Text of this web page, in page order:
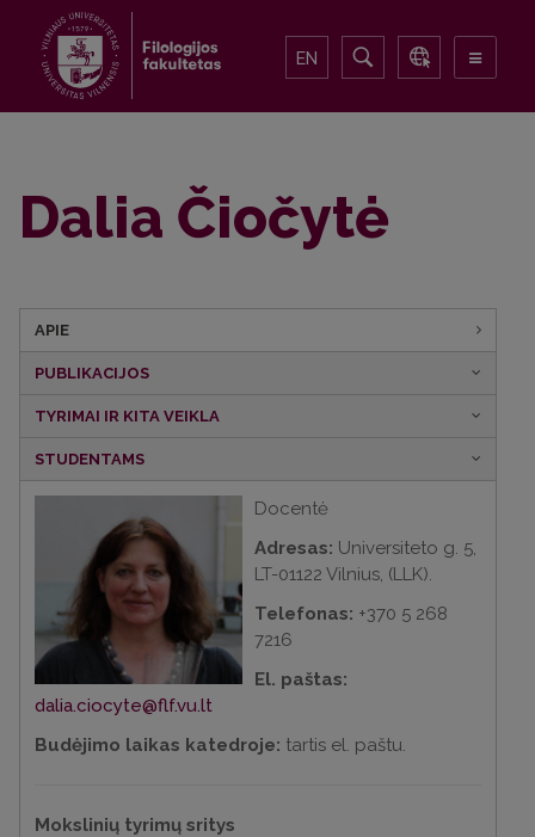
EN
Dalia Čiočytė
APIE
PUBLIKACIJOS
TYRIMAI IR KITA VEIKLA
STUDENTAMS
Docentė
Adresas: Universiteto g. 5,
LT-01122 Vilnius, (LLK).
Telefonas: +370 5 268
7216
El. paštas:
dalia.ciocyte@flf.vu.lt
Budėjimo laikas katedroje: tartis el. paštu.
Mokslinių tyrimų sritys